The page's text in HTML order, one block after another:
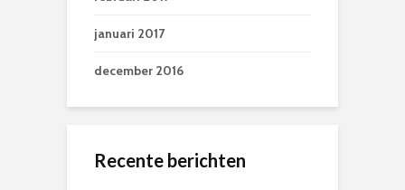
januari 2017
december 2016
Recente berichten